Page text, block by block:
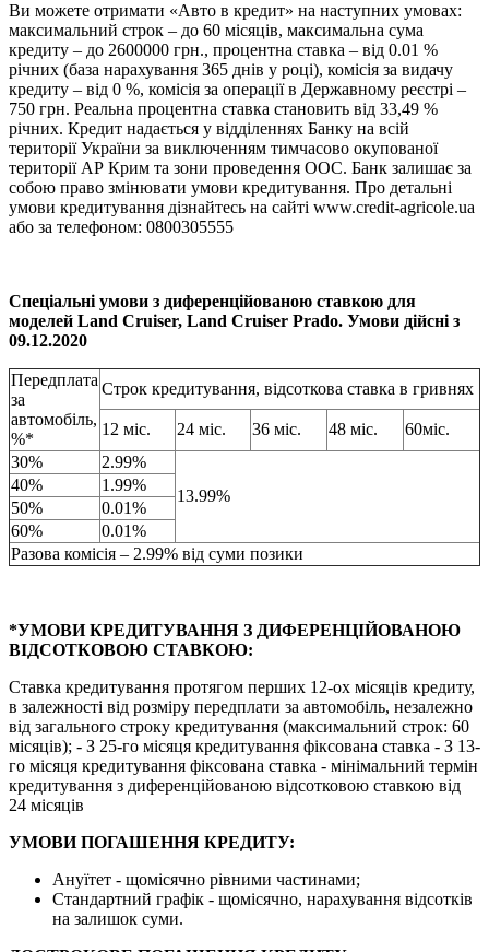
Ви можете отримати «Авто в кредит» на наступних умовах:
максимальний строк – до 60 місяців, максимальна сума
кредиту – до 2600000 грн., процентна ставка – від 0.01 %
річних (база нарахування 365 днів у році), комісія за видачу
кредиту – від 0 %, комісія за операції в Державному реєстрі –
750 грн. Реальна процентна ставка становить від 33,49 %
річних. Кредит надається у відділеннях Банку на всій
території України за виключенням тимчасово окупованої
території АР Крим та зони проведення ООС. Банк залишає за
собою право змінювати умови кредитування. Про детальні
умови кредитування дізнайтесь на сайті www.credit-agricole.ua
або за телефоном: 0800305555
Спеціальні умови з диференційованою ставкою для
моделей Land Cruiser, Land Cruiser Prado. Умови дійсні з
09.12.2020
Передплата
за
автомобіль,
%*
Строк кредитування, відсоткова ставка в гривнях
12 міс. 24 міс. 36 міс. 48 міс.
60міс.
30%
2.99%
13.99%
40%
1.99%
50%
0.01%
60%
0.01%
Разова комісія – 2.99% від суми позики
*УМОВИ КРЕДИТУВАННЯ З ДИФЕРЕНЦІЙОВАНОЮ
ВІДСОТКОВОЮ СТАВКОЮ:
Ставка кредитування протягом перших 12-ох місяців кредиту,
в залежності від розміру передплати за автомобіль, незалежно
від загального строку кредитування (максимальний строк: 60
місяців); - З 25-го місяця кредитування фіксована ставка - З 13-
го місяця кредитування фіксована ставка - мінімальний термін
кредитування з диференційованою відсотковою ставкою від
24 місяців
УМОВИ ПОГАШЕННЯ КРЕДИТУ:
Ануїтет - щомісячно рівними частинами;
Стандартний графік - щомісячно, нарахування відсотків
на залишок суми.